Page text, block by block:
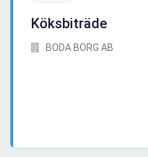
Köksbiträde
BODA BORG AB